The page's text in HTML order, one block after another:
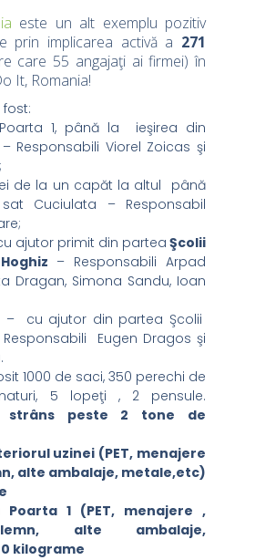
este un alt exemplu pozitiv
prin implicarea activă a 271
care 55 angajaţi ai firmei) în
It, Romania!
1, până la ieşirea din
Responsabili Viorel Zoicas şi
de la un capăt la altul până
Cuciulata – Responsabil
ajutor primit din partea Şcolii
– Responsabili Arpad
Dragan, Simona Sandu, Ioan
– cu ajutor din partea Şcolii
Eugen Dragos şi
1000 de saci, 350 perechi de
5 lopeţi , 2 pensule.
strâns peste 2 tone de
uzinei (PET, menajere
alte ambalaje, metale,etc)
Poarta 1 (PET, menajere ,
alte ambalaje,
kilograme